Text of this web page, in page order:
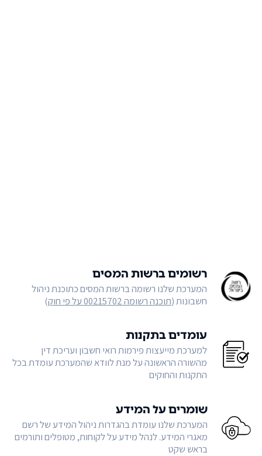
רשומים ברשות המסים
המערכת שלנו רשומה ברשות המסים כתוכנת ניהול
חשבונות (תוכנה רשומה 00215702 על פי חוק )
עומדים בתקנות
למערכת מייעצות פירמות רואי חשבון ועריכת דין
מהשורה הראשונה על מנת לוודא שהמערכת עומדת בכל
התקנות והחוקים
שומרים על המידע
המערכת שלנו עומדת בהגדרות ניהול המידע של רשם
מאגרי המידע. לנהל מידע על לקוחות, מטופלים ותורמים
בראש שקט